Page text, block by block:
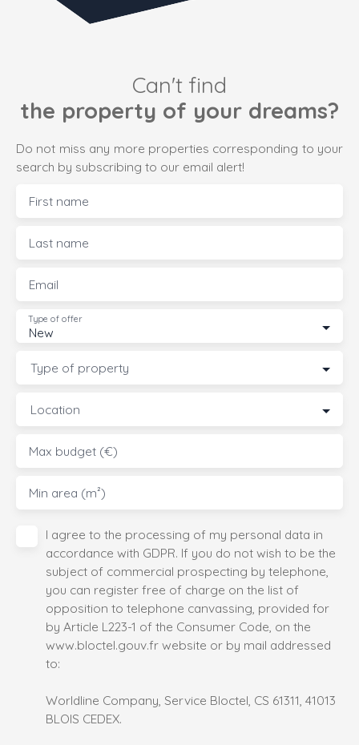
Can't find
the property of your dreams?
Do not miss any more properties corresponding to your
search by subscribing to our email alert!
First name
Last name
Email
New
Type of offer
Type of property
Location
Max budget (€)
Min area (m²)
I agree to the processing of my personal data in
accordance with GDPR. If you do not wish to be the
subject of commercial prospecting by telephone,
you can register free of charge on the list of
opposition to telephone canvassing, provided for
by Article L223-1 of the Consumer Code, on the
www.bloctel.gouv.fr website or by mail addressed
to:
Worldline Company, Service Bloctel, CS 61311, 41013
BLOIS CEDEX.